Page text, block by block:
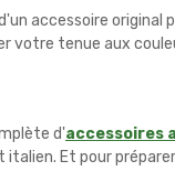
accessoire
votre tenue aux
d'accessoires
Et pour